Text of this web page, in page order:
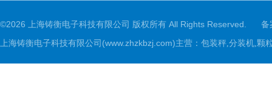
©2026 上海铸衡电子科技有限公司 版权所有 All Rights Reserved.
备
上海铸衡电子科技有限公司(www.zhzkbzj.com)主营： 包装秤,分装机,颗